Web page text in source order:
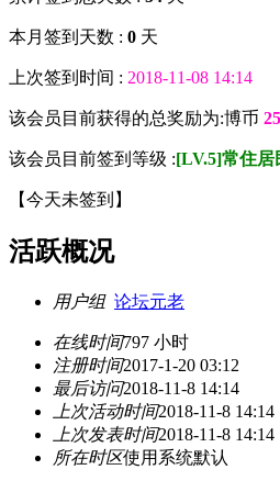
本月签到天数 : 0 天
上次签到时间 : 2018-11-08 14:14
该会员目前获得的总奖励为:博币
该会员目前签到等级 :[LV.5]常住居
【今天未签到 】
活跃概况
用户组 论坛元老
在线时间797 小时
注册时间2017-1-20 03:12
最后访问2018-11-8 14:14
上次活动时间2018-11-8 14:14
上次发表时间2018-11-8 14:14
所在时区使用系统默认